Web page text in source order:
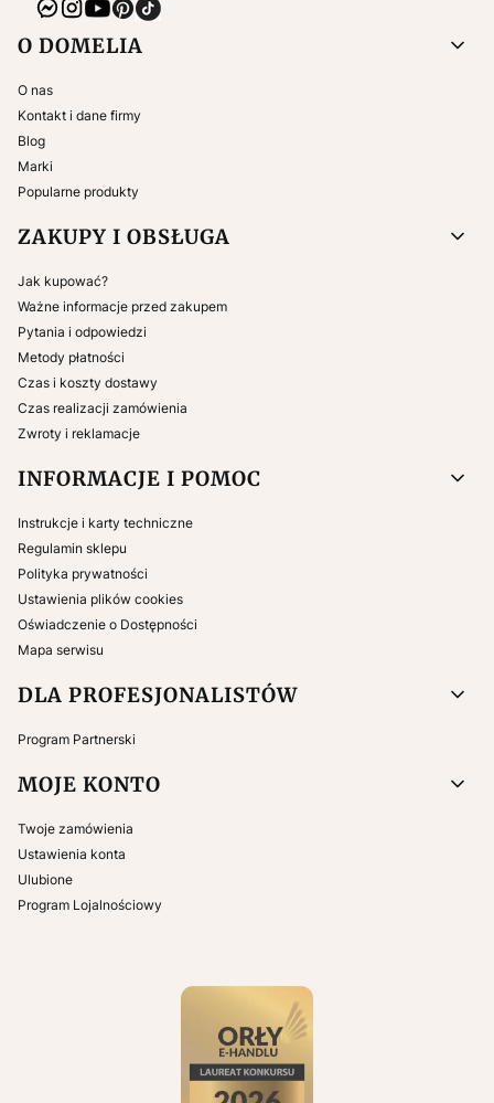
Linki w stopce
O DOMELIA
O nas
Kontakt i dane firmy
Blog
Marki
Popularne produkty
ZAKUPY I OBSŁUGA
Jak kupować?
Ważne informacje przed zakupem
Pytania i odpowiedzi
Metody płatności
Czas i koszty dostawy
Czas realizacji zamówienia
Zwroty i reklamacje
INFORMACJE I POMOC
Instrukcje i karty techniczne
Regulamin sklepu
Polityka prywatności
Ustawienia plików cookies
Oświadczenie o Dostępności
Mapa serwisu
DLA PROFESJONALISTÓW
Program Partnerski
MOJE KONTO
Twoje zamówienia
Ustawienia konta
Ulubione
Program Lojalnościowy